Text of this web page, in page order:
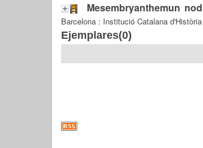
Mesembryanthemun
Barcelona : Institució Catalana
Ejemplares(0)